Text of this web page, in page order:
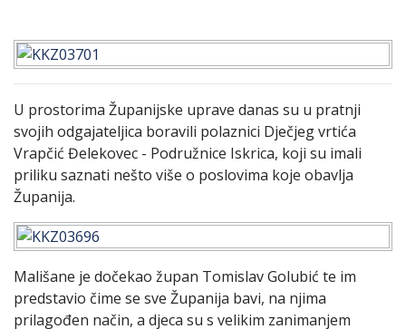
U prostorima Županijske uprave danas su u pratnji
svojih odgajateljica boravili polaznici Dječjeg vrtića
Vrapčić Đelekovec - Podružnice Iskrica, koji su imali
priliku saznati nešto više o poslovima koje obavlja
Županija.
Mališane je dočekao župan Tomislav Golubić te im
predstavio čime se sve Županija bavi, na njima
prilagođen način, a djeca su s velikim zanimanjem